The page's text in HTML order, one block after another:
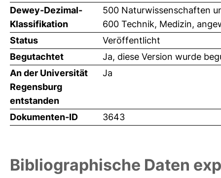
Dewey-Dezimal-
Klassifikation
500 Naturwissenschaften
600 Technik, Medizin,
Status
Veröffentlicht
Begutachtet
Ja, diese Version wurde
An der Universität
Regensburg
entstanden
Ja
Dokumenten-ID 3643
Bibliographische Daten